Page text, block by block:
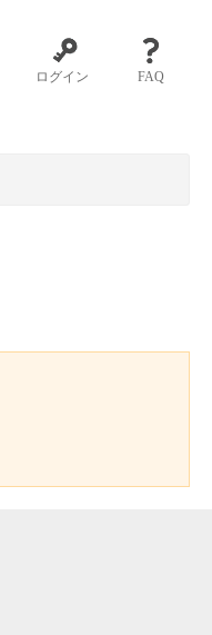
ログイン FAQ